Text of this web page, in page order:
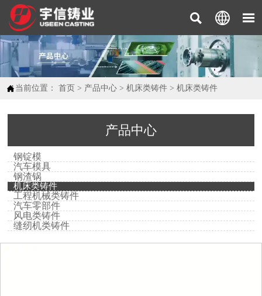
  
 当前位置： 首页 > 产品中心 > 机床类铸件 > 机床类铸件
产品中心
钢锭模
汽车模具
钢渣锅
机床类铸件
工程机械类铸件
汽车零部件
风电类铸件
缝纫机类铸件